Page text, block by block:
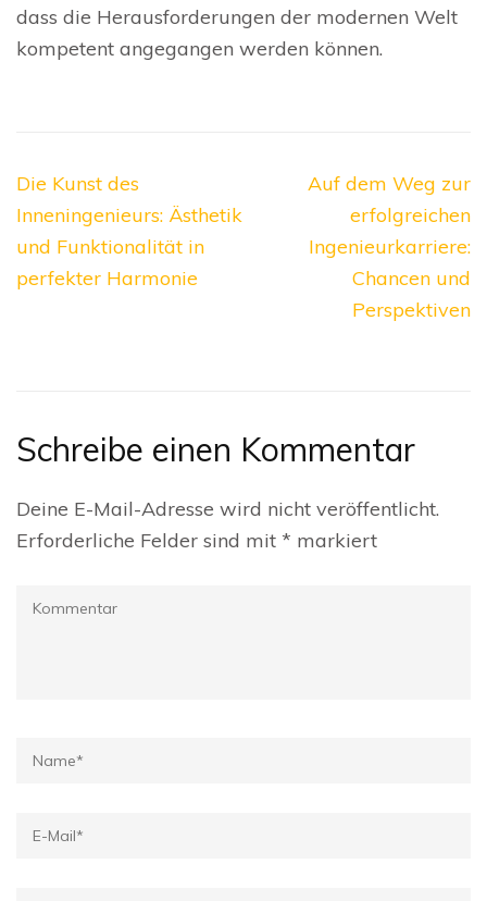
dass die Herausforderungen der modernen Welt
kompetent angegangen werden können.
Beitragsnavigation
Die Kunst des
Inneningenieurs: Ästhetik
und Funktionalität in
perfekter Harmonie
Auf dem Weg zur
erfolgreichen
Ingenieurkarriere:
Chancen und
Perspektiven
Schreibe einen Kommentar
Deine E-Mail-Adresse wird nicht veröffentlicht.
Erforderliche Felder sind mit * markiert
Kommentar
Name*
E-